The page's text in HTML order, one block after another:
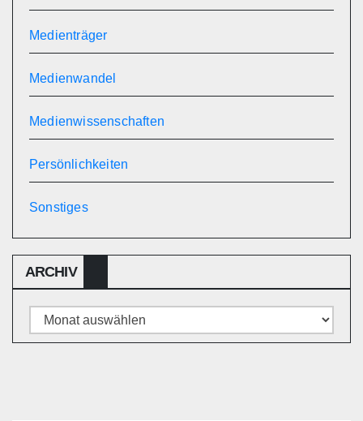
Medienträger
Medienwandel
Medienwissenschaften
Persönlichkeiten
Sonstiges
ARCHIV
Archiv